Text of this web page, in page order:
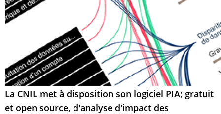
La CNIL met à disposition son logiciel PIA; gratuit
et open source, d'analyse d'impact des